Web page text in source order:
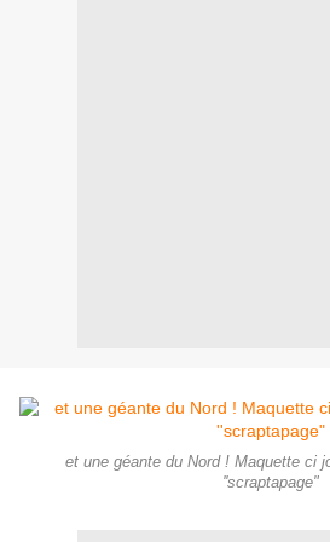
et une géante du Nord ! Maquette ci
''scraptapage"